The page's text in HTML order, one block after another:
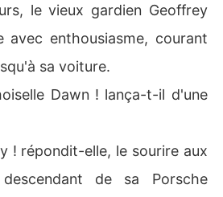
le vieux gardien Geoffrey
avec enthousiasme, courant
sa voiture.
Dawn ! lança-t-il d'une
! répondit-elle, le sourire aux
de sa Porsche